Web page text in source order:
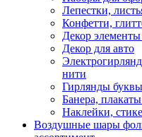
Лепестки,
Конфетти,
Декор
Декор для авто
нити
Гирлянды
Банера,
Наклейки,
Воздушные шары